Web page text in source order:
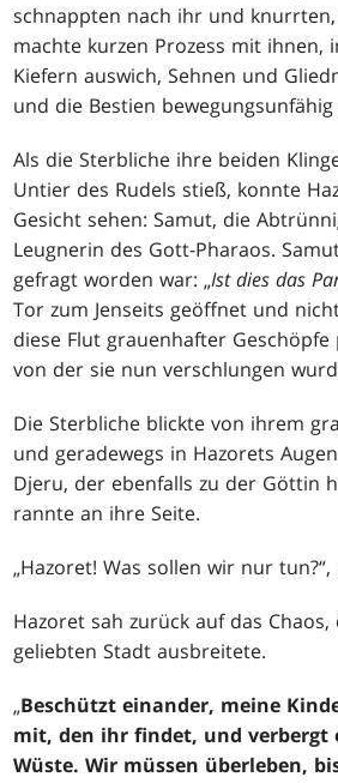
schnappten nach ihr und
machte kurzen Prozess mit ihnen,
Kiefern auswich, Sehnen und
und die Bestien
Als die Sterbliche ihre beiden
Untier des Rudels stieß, konnte
Gesicht sehen: Samut, die
Leugnerin des Gott-Pharaos.
gefragt worden war: „Ist dies das
Tor zum Jenseits geöffnet und
diese Flut grauenhafter
von der sie nun verschlungen
Die Sterbliche blickte von ihrem
und geradewegs in Hazorets
Djeru, der ebenfalls zu der Göttin
rannte an ihre Seite.
„Hazoret! Was sollen wir nur
Hazoret sah zurück auf das
geliebten Stadt ausbreitete.
„Beschützt einander, meine
mit, den ihr findet, und verbergt
Wüste. Wir müssen überleben,